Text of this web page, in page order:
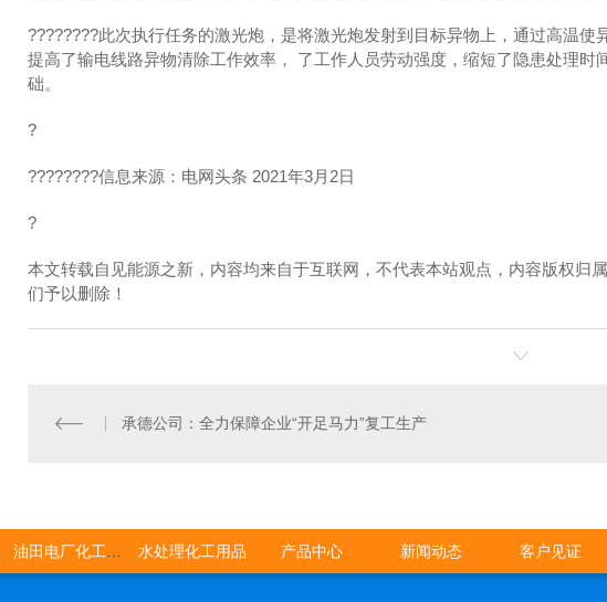
????????此次执行任务的激光炮，是将激光炮发射到目标异物上，通过高温使
提高了输电线路异物清除工作效率， 了工作人员劳动强度，缩短了隐患处理
础。
?
????????信息来源：电网头条 2021年3月2日
?
本文转载自见能源之新，内容均来自于互联网，不代表本站观点，内容版权归
们予以删除！
承德公司：全力保障企业“开足马力”复工生产
油田电厂化工用品 水处理化工用品 产品中心 新闻动态 客户见证